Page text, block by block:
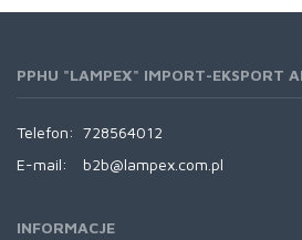
PPHU "LAMPEX" IMPORT-EKSPORT
Telefon: 728564012
E-mail:
b2b@lampex.com.pl
INFORMACJE